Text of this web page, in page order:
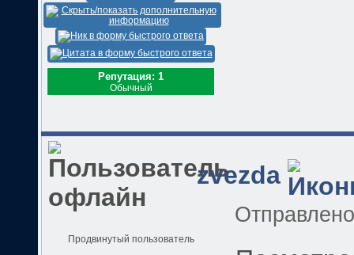
Репутация: 1
Обычный
zvezda
Продвинутый пользователь